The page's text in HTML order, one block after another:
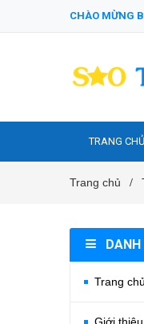
CHÀO MỪNG
TRANG CHỦ
Trang chủ /
Trang chủ